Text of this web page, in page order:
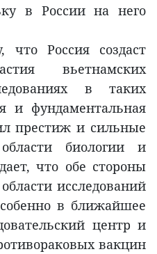
в России на него
Россия создаст
вьетнамских
в таких
и фундаментальная
престиж и сильные
биологии и
что обе стороны
исследований
в ближайшее
центр и
вакцин